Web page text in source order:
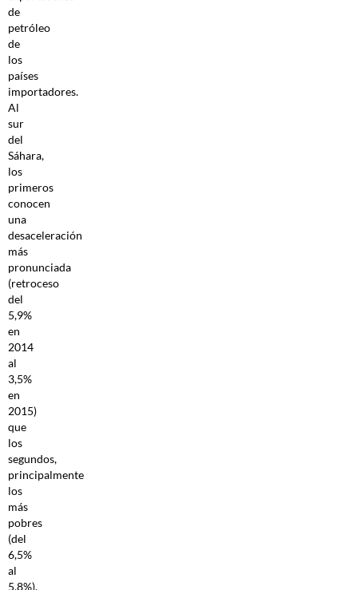
de
petróleo
de
los
países
importadores.
Al
sur
del
Sáhara,
los
primeros
conocen
una
desaceleración
más
pronunciada
(retroceso
del
5,9%
en
2014
al
3,5%
en
2015)
que
los
segundos,
principalmente
los
más
pobres
(del
6,5%
al
5,8%).